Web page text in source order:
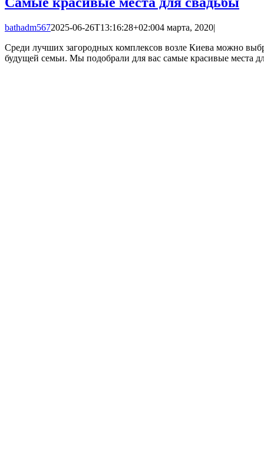
bathadm5672025-06-26T13:16:28+02:004 марта, 2020|
Среди лучших загородных комплексов возле Киева можно
будущей семьи. Мы подобрали для вас самые красивые места